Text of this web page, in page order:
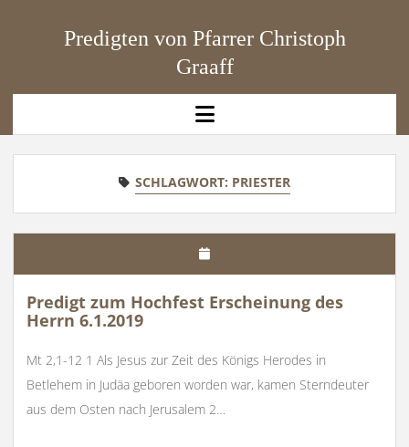
Predigten von Pfarrer Christoph
Graaff
open
menu
SCHLAGWORT: PRIESTER
Predigt zum Hochfest Erscheinung des
Herrn 6.1.2019
Mt 2,1-12 1 Als Jesus zur Zeit des Königs Herodes in
Betlehem in Judäa geboren worden war, kamen Sterndeuter
aus dem Osten nach Jerusalem 2…